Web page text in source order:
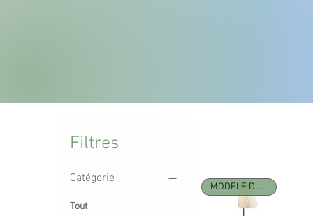
Filtres
Catégorie
Tout
MODELE D’EXPOSITION